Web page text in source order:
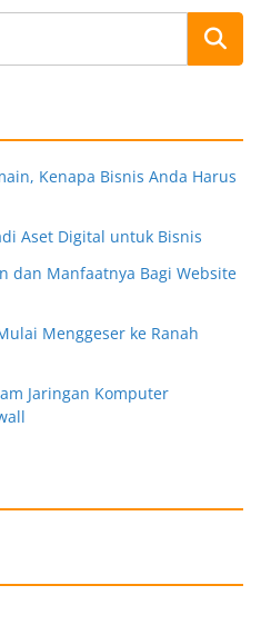
Kenapa Bisnis Anda Harus
Aset Digital untuk Bisnis
dan Manfaatnya Bagi Website
Menggeser ke Ranah
Jaringan Komputer